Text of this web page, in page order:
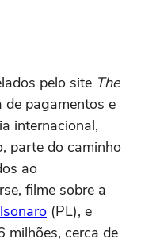
pelo site The
de pagamentos e
internacional,
parte do caminho
ao
filme sobre a
(PL), e
milhões, cerca de